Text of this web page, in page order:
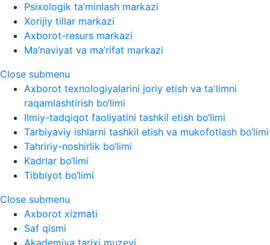
Psixologik ta’minlash markazi
Xorijiy tillar markazi
Axborot-resurs markazi
Ma’naviyat va ma’rifat markazi
Close submenu
Axborot texnologiyalarini joriy etish va taʼlimni
raqamlashtirish bo‘limi
Ilmiy-tadqiqot faoliyatini tashkil etish bo‘limi
Tarbiyaviy ishlarni tashkil etish va mukofotlash bo‘limi
Tahririy-noshirlik bo‘limi
Kadrlar bo‘limi
Tibbiyot bo‘limi
Close submenu
Axborot xizmati
Saf qismi
Akademiya tarixi muzeyi